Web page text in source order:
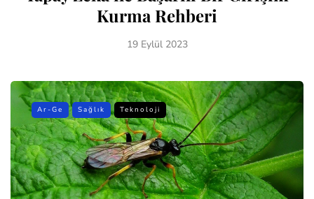
Kurma Rehberi
19 Eylül 2023
Ar-Ge Sağlık Teknoloji